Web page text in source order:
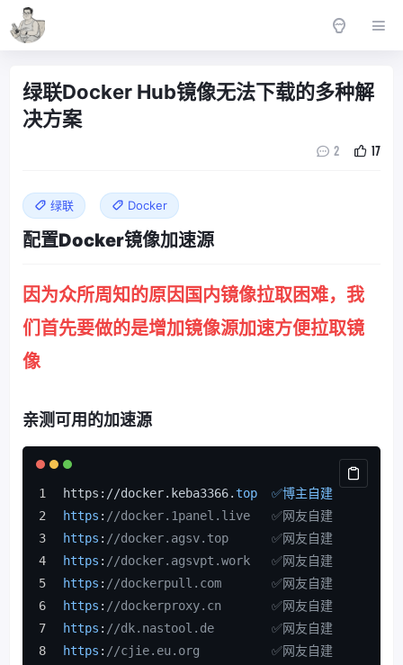
绿联Docker Hub镜像无法下载的多种解
决方案
2 17
绿联 Docker
配置Docker镜像加速源
因为众所周知的原因国内镜像拉取困难，我
们首先要做的是增加镜像源加速方便拉取镜
像
亲测可用的加速源
https://docker.keba3366.top  ✅博主自建
https : //docker.1panel.live   ✅网友自建
https : //docker.agsv.top      ✅网友自建
https : //docker.agsvpt.work   ✅网友自建
https : //dockerpull.com       ✅网友自建
https : //dockerproxy.cn       ✅网友自建
https : //dk.nastool.de        ✅网友自建
https : //cjie.eu.org          ✅网友自建